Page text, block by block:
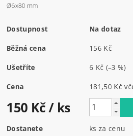
Ø6x80 mm
Dostupnost Na dotaz
Běžná cena 156 Kč
Ušetříte 6 Kč (–3 %)
Cena
150 Kč/ ks
Dostanete ks za cenu